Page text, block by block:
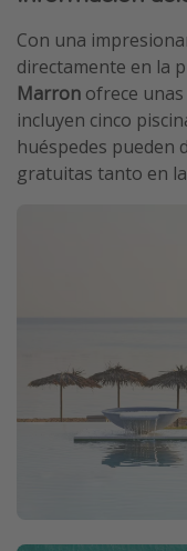
Con una
directamente en la
Marron ofrece
incluyen cinco
huéspedes pueden
gratuitas tanto en